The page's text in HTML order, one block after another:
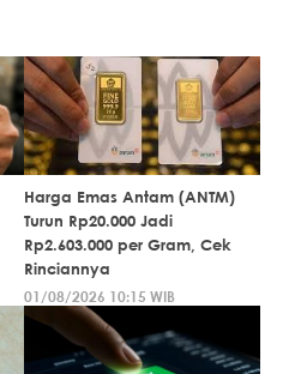
Harga Emas Antam (ANTM)
Turun Rp20.000 Jadi
Rp2.603.000 per Gram, Cek
Rinciannya
01/08/2026 10:15 WIB